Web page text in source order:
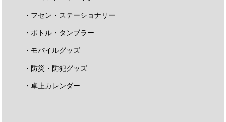
・フセン・ステーショナリー
・ボトル・タンブラー
・モバイルグッズ
・防災・防犯グッズ
・卓上カレンダー